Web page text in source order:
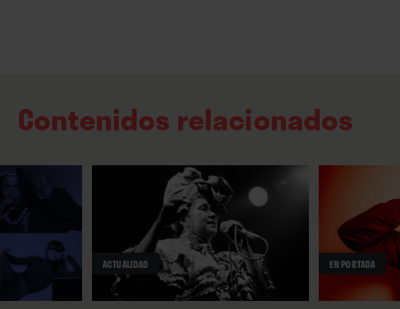
Contenidos relacionados
ACTUALIDAD EN PORTADA